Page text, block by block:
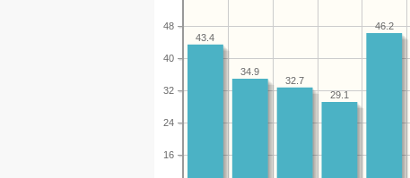
16
24
32
40
48 46.2
29.1
32.7
34.9
43.4